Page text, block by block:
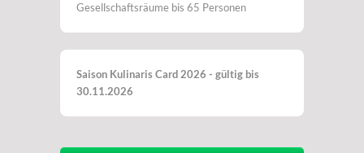
Gesellschaftsräume bis 65 Personen
Saison Kulinaris Card 2026 - gültig bis
30.11.2026